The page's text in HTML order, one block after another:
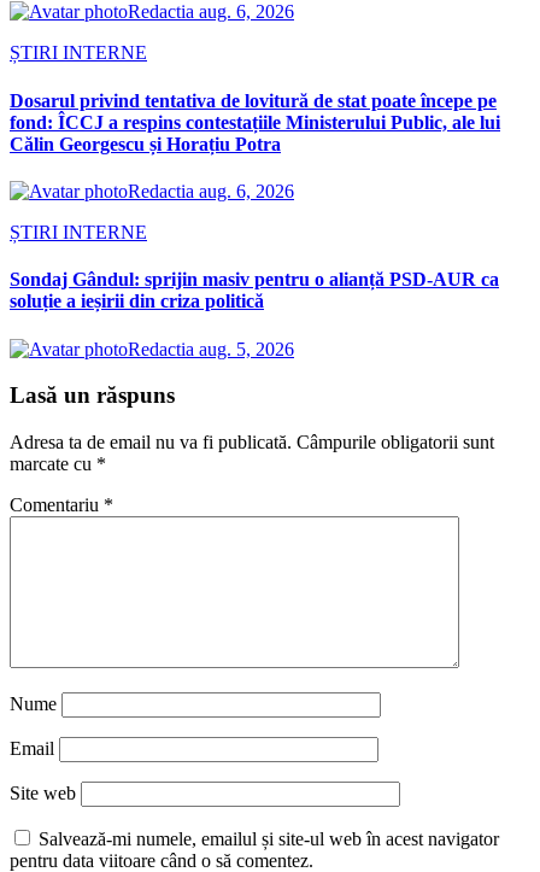
Redactia aug. 6, 2026
ȘTIRI INTERNE
Dosarul privind tentativa de lovitură de stat poate începe pe
fond: ÎCCJ a respins contestațiile Ministerului Public, ale lui
Călin Georgescu și Horațiu Potra
Redactia aug. 6, 2026
ȘTIRI INTERNE
Sondaj Gândul: sprijin masiv pentru o alianță PSD-AUR ca
soluție a ieșirii din criza politică
Redactia aug. 5, 2026
Lasă un răspuns
Adresa ta de email nu va fi publicată. Câmpurile obligatorii sunt
marcate cu *
Comentariu *
Nume
Email
Site web
Salvează-mi numele, emailul și site-ul web în acest navigator
pentru data viitoare când o să comentez.